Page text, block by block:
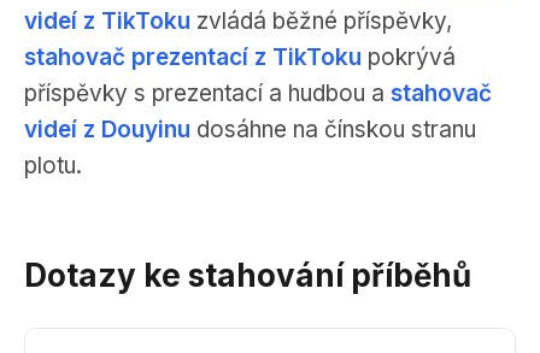
videí z TikToku zvládá běžné příspěvky,
stahovač prezentací z TikToku pokrývá
příspěvky s prezentací a hudbou a stahovač
videí z Douyinu dosáhne na čínskou stranu
plotu.
Dotazy ke stahování příběhů